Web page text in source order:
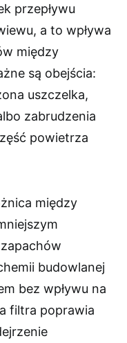
przepływu
a to wpływa
między
są obejścia:
uszczelka,
zabrudzenia
powietrza
między
budowlanej
bez wpływu na
filtra poprawia